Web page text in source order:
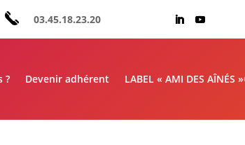
03.45.18.23.20
? Devenir adhérent LABEL « AMI DES AÎNÉS